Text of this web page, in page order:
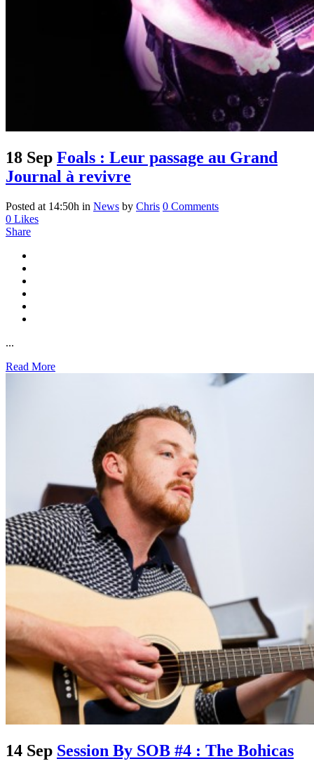
18 Sep Foals : Leur passage au Grand
Journal à revivre
Posted at 14:50h in News by Chris 0 Comments
0 Likes
Share
...
Read More
14 Sep Session By SOB #4 : The Bohicas